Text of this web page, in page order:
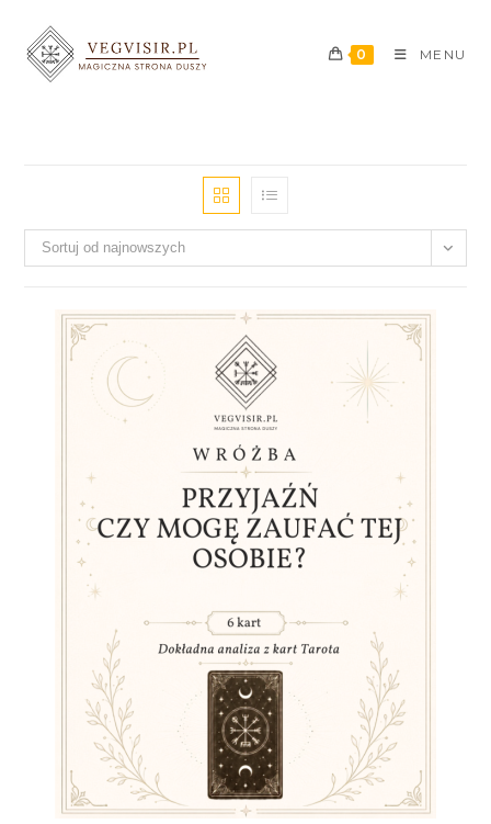
0 MENU
Sortuj od najnowszych